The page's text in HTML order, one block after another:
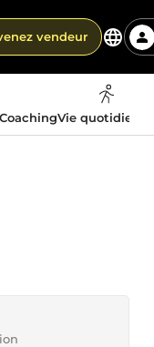
vendeur
Vie